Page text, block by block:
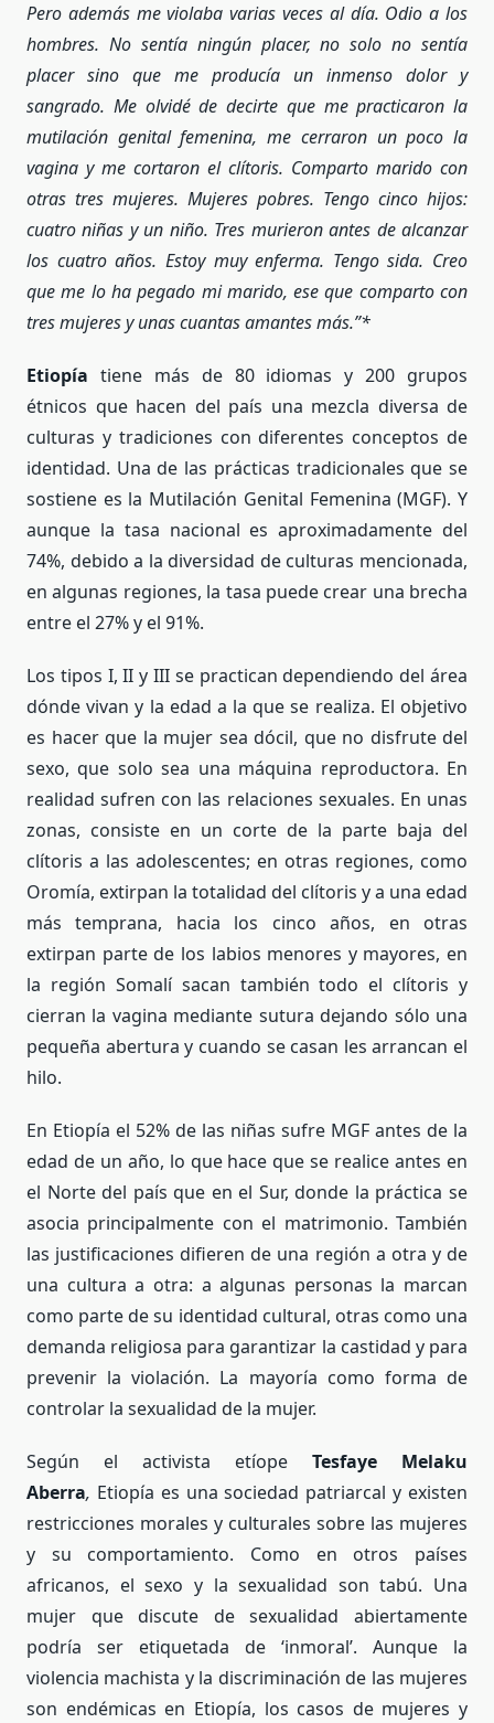
Pero además me violaba varias veces al día. Odio a los
hombres. No sentía ningún placer, no solo no sentía
placer sino que me producía un inmenso dolor y
sangrado. Me olvidéde decirte que me practicaron la
mutilación genital femenina, me cerraron un poco la
vagina y me cortaron el clítoris. Comparto marido con
otras tres mujeres. Mujeres pobres. Tengo cinco hijos:
cuatro niñas y un niño. Tres murieron antes de alcanzar
los cuatro años. Estoy muy enferma. Tengo sida. Creo
que me lo ha pegado mi marido, ese que comparto con
tres mujeres y unas cuantas amantes más.”*
Etiopía tiene más de 80 idiomas y 200 grupos
étnicos que hacen del país una mezcla diversa de
culturas y tradiciones con diferentes conceptos de
identidad. Una de las prácticas tradicionales que se
sostiene es la Mutilación Genital Femenina (MGF). Y
aunque la tasa nacional es aproximadamente del
74%, debido a la diversidad de culturas mencionada,
en algunas regiones, la tasa puede crear una brecha
entre el 27% y el 91%.
Los tipos I, II y III se practican dependiendo del área
dónde vivan y la edad a la que se realiza. El objetivo
es hacer que la mujer sea dócil, que no disfrute del
sexo, que solo sea una máquina reproductora. En
realidad sufren con las relaciones sexuales. En unas
zonas, consiste en un corte de la parte baja del
clítoris a las adolescentes; en otras regiones, como
Oromía, extirpan la totalidad del clítoris y a una edad
más temprana, hacia los cinco años, en otras
extirpan parte de los labios menores y mayores, en
la región Somalí sacan también todo el clítoris y
cierran la vagina mediante sutura dejando sólo una
pequeña abertura y cuando se casan les arrancan el
hilo.
En Etiopía el 52% de las niñas sufre MGF antes de la
edad de un año, lo que hace que se realice antes en
el Norte del país que en el Sur, donde la práctica se
asocia principalmente con el matrimonio. También
las justificaciones difieren de una región a otra y de
una cultura a otra: a algunas personas la marcan
como parte de su identidad cultural, otras como una
demanda religiosa para garantizar la castidad y para
prevenir la violación. La mayoría como forma de
controlar la sexualidad de la mujer.
Según el activista etíope Tesfaye Melaku
Aberra, Etiopía es una sociedad patriarcal y existen
restricciones morales y culturales sobre las mujeres
y su comportamiento. Como en otros países
africanos, el sexo y la sexualidad son tabú. Una
mujer que discute de sexualidad abiertamente
podría ser etiquetada de ‘inmoral’. Aunque la
violencia machista y la discriminación de las mujeres
son endémicas en Etiopía, los casos de mujeres y